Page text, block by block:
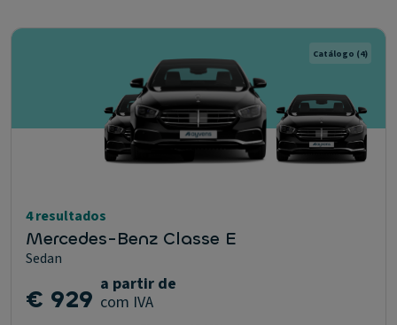
Catálogo (4)
4 resultados
Mercedes-Benz Classe E
Sedan
€ 929 a partir de
com IVA